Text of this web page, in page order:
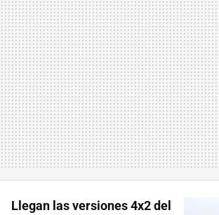
Llegan las versiones 4x2 del